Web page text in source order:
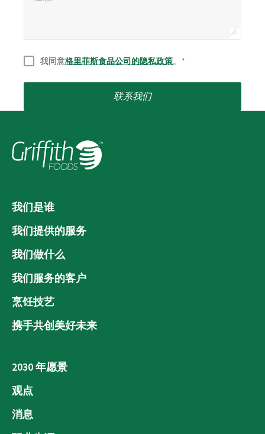
同意
*
我同意格里菲斯食品公司的隐私政策。 *
联系我们
我们是谁
我们提供的服务
我们做什么
我们服务的客户
烹饪技艺
携手共创美好未来
2030 年愿景
观点
消息